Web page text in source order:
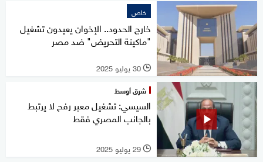
خاص
خارج الحدود.. الإخوان يعيدون تشغيل
"ماكينة التحريض" ضد مصر
l 30 يوليو 2025
شرق أوسط
السيسي: تشغيل معبر رفح لا يرتبط
بالجانب المصري فقط
l 29 يوليو 2025